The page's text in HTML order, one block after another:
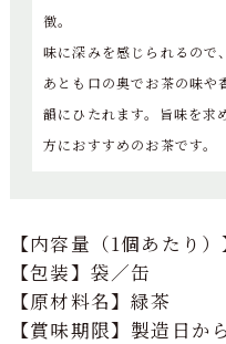
徴。
味に深みを感じられるので
あとも口の奥でお茶の味や
韻にひたれます。旨味を求
方におすすめのお茶です。
【内容量（1個あたり
【包装】袋／缶
【原材料名】緑茶
【賞味期限】製造日か